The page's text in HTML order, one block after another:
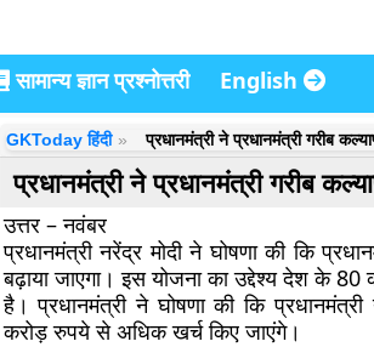
सामान्य ज्ञान प्रश्नोत्तरी English
GKToday हिंदी प्रधानमंत्री ने प्रधानमंत्री गरीब
प्रधानमंत्री ने प्रधानमंत्री गरीब
उत्तर – नवंबर
प्रधानमंत्री नरेंद्र मोदी ने घोषणा की कि
बढ़ाया जाएगा। इस योजना का उद्देश्य देश के
है। प्रधानमंत्री ने घोषणा की कि
करोड़ रुपये से अधिक खर्च किए जाएंगे।